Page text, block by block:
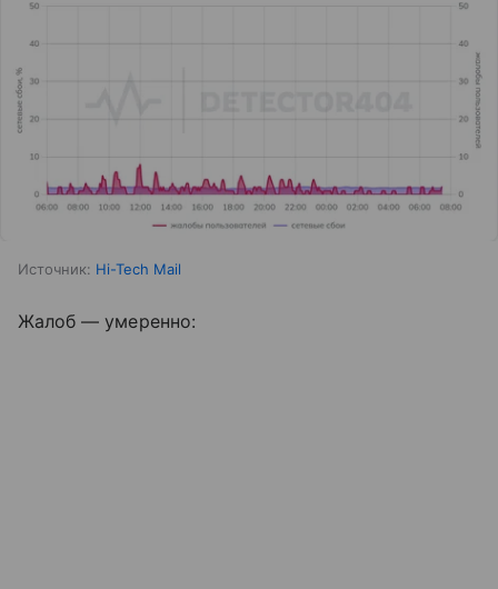
Источник: Hi-Tech Mail
Жалоб — умеренно: